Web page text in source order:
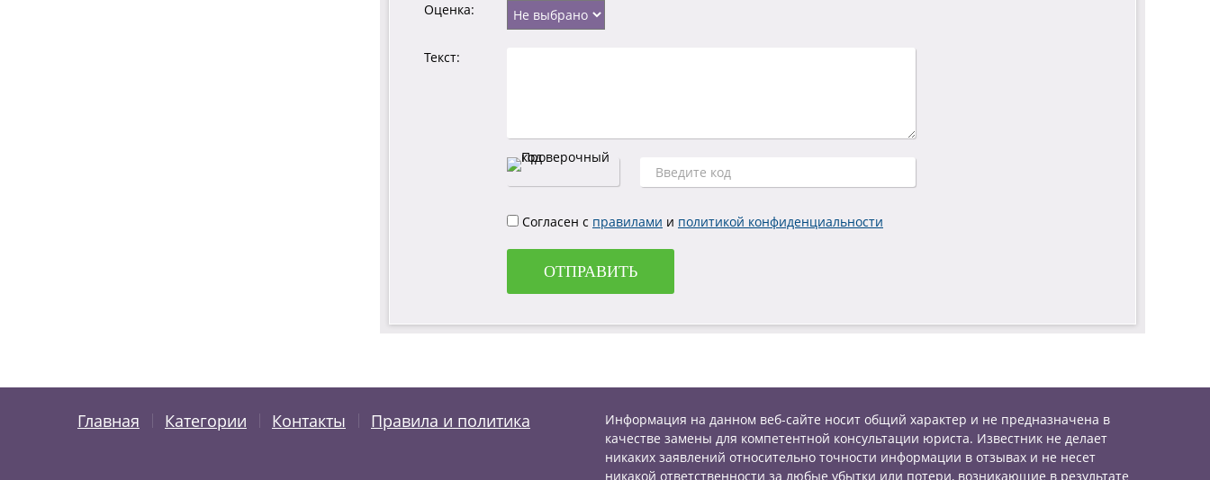
Оценка:
Текст:
Согласен с правилами и политикой конфиденциальности
ОТПРАВИТЬ
Главная Категории Контакты Правила и политика
Информация на данном веб-сайте носит общий характер и не предназначена в
качестве замены для компетентной консультации юриста. Известник не делает
никаких заявлений относительно точности информации в отзывах и не несет
никакой ответственности за любые убытки или потери, возникающие в результате